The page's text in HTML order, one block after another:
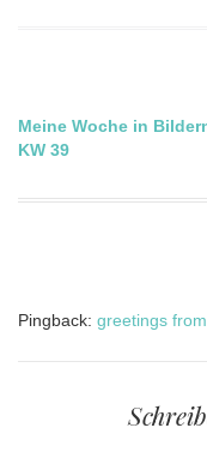
Meine Woche in
KW 39
Pingback: greetings